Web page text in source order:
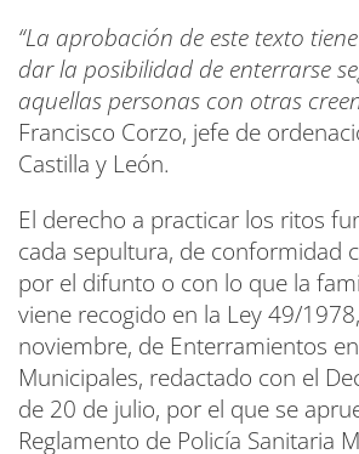
“La aprobación de este texto
dar la posibilidad de enterrarse
aquellas personas con otras
Francisco Corzo, jefe de
Castilla y León.
El derecho a practicar los ritos
cada sepultura, de conformidad
por el difunto o con lo que la
viene recogido en la Ley 49/
noviembre, de Enterramientos
Municipales, redactado con el
de 20 de julio, por el que se
Reglamento de Policía Sanitaria